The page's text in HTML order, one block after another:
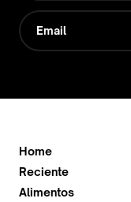
Home
Reciente
Alimentos